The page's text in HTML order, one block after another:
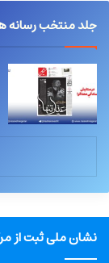
جلد منتخب رسانه
نشان ملی ثبت از